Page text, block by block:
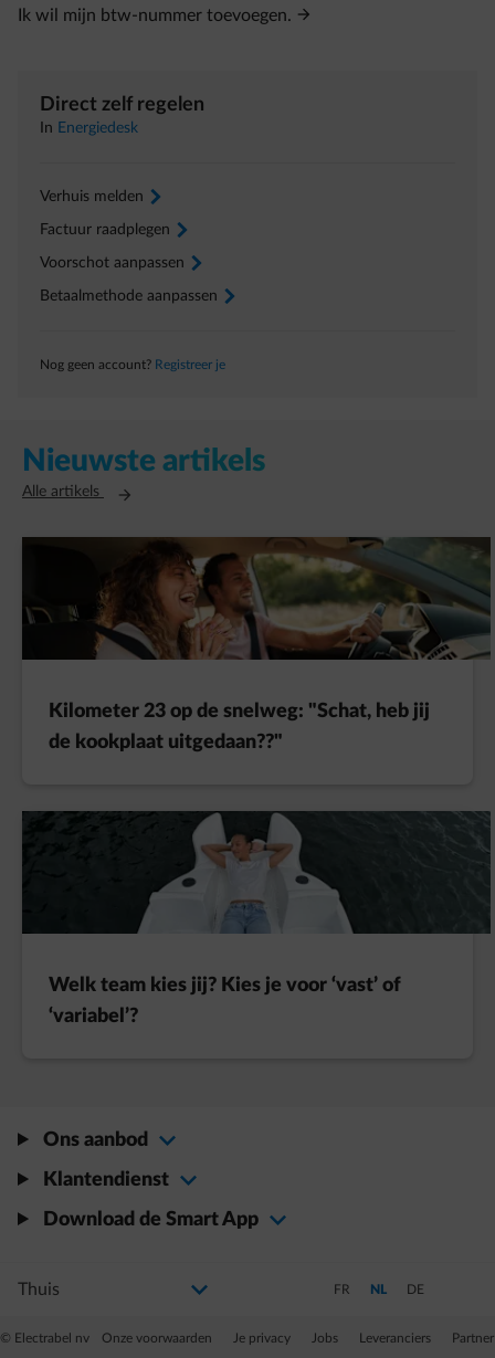
Ik wil mijn btw‑nummer toevoegen.
Direct zelf regelen
In Energiedesk
Verhuis melden arrow-right
Factuur raadplegen arrow-right
Voorschot aanpassen arrow-right
Betaalmethode aanpassen arrow-right
Nog geen account? Registreer je
Nieuwste artikels
Alle artikels Opent in een nieuw tabblad
Kilometer 23 op de snelweg: "Schat, heb jij
de kookplaat uitgedaan??"
Welk team kies jij? Kies je voor ‘vast’ of
‘variabel’?
Ons aanbod
Klantendienst
Download de Smart App
Selecteer uw profiel
Als u de selectie wijzigt, gaat u naar een nieuwe pagina
© Electrabel nv Onze voorwaarden Je privacy Jobs Leveranciers Partner
Schakel over naar Frans
FR Schakel over naar
NL Schakel over
DE